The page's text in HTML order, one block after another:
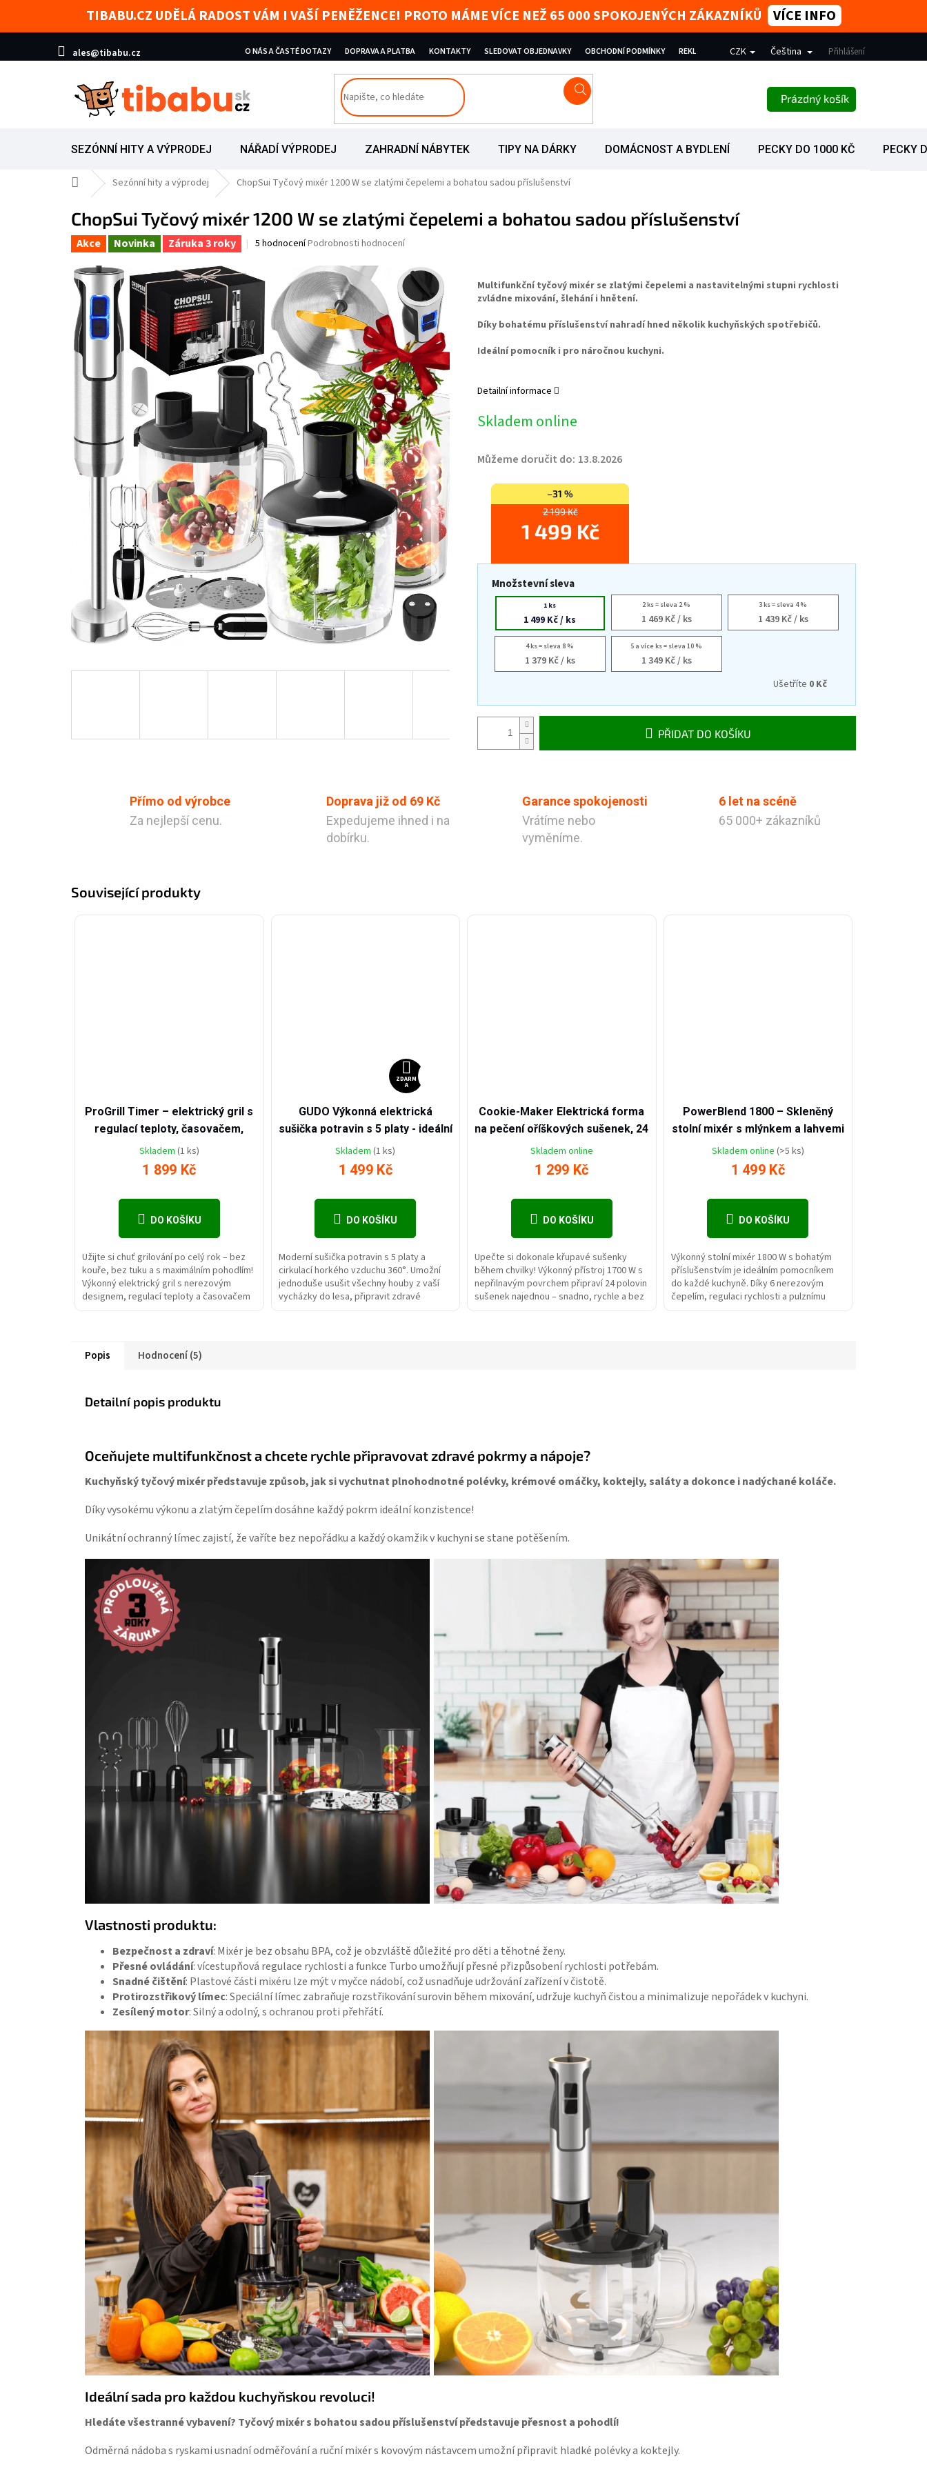
TIBABU.CZ UDĚLÁ RADOST VÁM I VAŠÍ PENĚŽENCE! PROTO MÁME VÍCE NEŽ 65 000 SPOKOJENÝCH ZÁKAZNÍKŮ VÍCE INFO
ales@tibabu.cz O NÁS A ČASTÉ DOTAZY DOPRAVA A PLATBA KONTAKTY SLEDOVAT OBJEDNAVKY OBCHODNÍ PODMÍNKY REKLAMACE PODMÍNKY OCHRANY OSOBNÍCH ÚDAJŮ
CZK Čeština Přihlášení
NÁKUPNÍ KOŠÍK
Prázdný košík
SEZÓNNÍ HITY A VÝPRODEJ NÁŘADÍ VÝPRODEJ ZAHRADNÍ NÁBYTEK TIPY NA DÁRKY DOMÁCNOST A BYDLENÍ PECKY DO 1000 KČ PECKY
Domů Sezónní hity a výprodej ChopSui Tyčový mixér 1200 W se zlatými čepelemi a bohatou sadou příslušenství
ChopSui Tyčový mixér 1200 W se zlatými čepelemi a bohatou sadou příslušenství
Akce Novinka Záruka 3 roky Průměrné hodnocení produktu je 5,0 z 5 hvězdiček.
5 hodnoceníPodrobnosti hodnocení
2 199 Kč
–31 %
1 499 Kč
Skladem online
Můžeme doručit do: 13.8.2026
Množstevní sleva
1 ks
1 499 Kč/ ks
2 ks = sleva 2 %
1 469 Kč/ ks
3 ks = sleva 4 %
1 439 Kč/ ks
4 ks = sleva 8 %
1 379 Kč/ ks
5 a více ks = sleva 10 %
1 349 Kč/ ks
Ušetříte 0 Kč
PŘIDAT DO KOŠÍKU
Multifunkční tyčový mixér se zlatými čepelemi a nastavitelnými stupni rychlosti
zvládne mixování, šlehání i hnětení.
Díky bohatému příslušenství nahradí hned několik kuchyňských spotřebičů.
Ideální pomocník i pro náročnou kuchyni.
Detailní informace
Přímo od výrobce
Za nejlepší cenu.
Doprava již od 69 Kč
Expedujeme ihned i na
dobírku.
Garance spokojenosti
Vrátíme nebo
vyměníme.
6 let na scéně
65 000+ zákazníků
Související produkty
ProGrill Timer – elektrický gril s
regulací teploty, časovačem,
třem možnostem grilování a
odkapávací miskou
Skladem (1 ks)
1 899 Kč
DO KOŠÍKU
Užijte si chuť grilování po celý rok – bez
kouře, bez tuku a s maximálním pohodlím!
Výkonný elektrický gril s nerezovým
designem, regulací teploty a časovačem
ZDARMA
ZDARM
A
GUDO Výkonná elektrická
sušička potravin s 5 platy - ideální
pro zdravé mlsání, výrobu jerky,
ovocných plátků, zeleninových
pamlsků pro domácí mazlíčky
Skladem(1 ks)
1 499 Kč
DO KOŠÍKU
Moderní sušička potravin s 5 platy a
cirkulací horkého vzduchu 360°. Umožní
jednoduše usušit všechny houby z vaší
vycházky do lesa, připravit zdravé
Cookie-Maker Elektrická forma
na pečení oříškových sušenek, 24
sušenek najednou
Skladem online
1 299 Kč
DO KOŠÍKU
Upečte si dokonale křupavé sušenky
během chvilky! Výkonný přístroj 1700 W s
nepřilnavým povrchem připraví 24 polovin
sušenek najednou – snadno, rychle a bez
PowerBlend 1800 – Skleněný
stolní mixér s mlýnkem a lahvemi
Skladem online (>5 ks)
1 499 Kč
DO KOŠÍKU
Výkonný stolní mixér 1800 W s bohatým
příslušenstvím je ideálním pomocníkem
do každé kuchyně. Díky 6 nerezovým
čepelím, regulaci rychlosti a pulznímu
Popis Hodnocení (5)
Detailní popis produktu
Oceňujete multifunkčnost a chcete rychle připravovat zdravé pokrmy a nápoje?
Kuchyňský tyčový mixér představuje způsob, jak si vychutnat plnohodnotné polévky, krémové omáčky, koktejly, saláty a dokonce i nadýchané koláče.
Díky vysokému výkonu a zlatým čepelím dosáhne každý pokrm ideální konzistence!
Unikátní ochranný límec zajistí, že vaříte bez nepořádku a každý okamžik v kuchyni se stane potěšením.
Vlastnosti produktu:
Bezpečnost a zdraví: Mixér je bez obsahu BPA, což je obzvláště důležité pro děti a těhotné ženy.
Přesné ovládání: vícestupňová regulace rychlosti a funkce Turbo umožňují přesné přizpůsobení rychlosti potřebám.
Snadné čištění: Plastové části mixéru lze mýt v myčce nádobí, což usnadňuje udržování zařízení v čistotě.
Protirozstřikový límec: Speciální límec zabraňuje rozstřikování surovin během mixování, udržuje kuchyň čistou a minimalizuje nepořádek v kuchyni.
Zesílený motor: Silný a odolný, s ochranou proti přehřátí.
Ideální sada pro každou kuchyňskou revoluci!
Hledáte všestranné vybavení? Tyčový mixér s bohatou sadou příslušenství představuje přesnost a pohodlí!
Odměrná nádoba s ryskami usnadní odměřování a ruční mixér s kovovým nástavcem umožní připravit hladké polévky a koktejly.